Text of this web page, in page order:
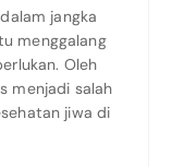
jangka
menggalang
Oleh
menjadi salah
jiwa di